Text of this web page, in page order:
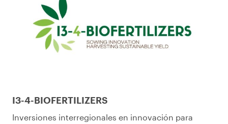
I3-4-BIOFERTILIZERS
Inversiones interregionales en innovación para